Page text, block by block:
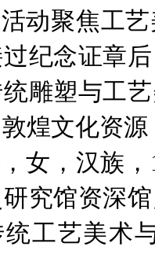
动聚焦工
纪念证章
雕塑与工
煌文化资
女，汉族
究馆资深
统工艺美术